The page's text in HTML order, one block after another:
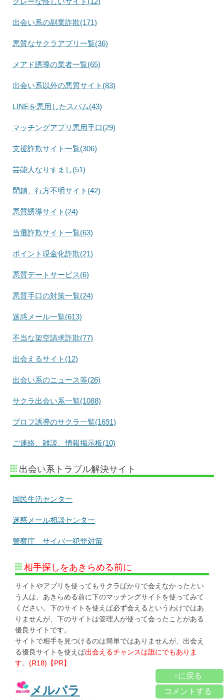
出会い系の副業詐欺(171)
悪質なサクラアプリ一覧(36)
メアド誘導の業者一覧(65)
出会い系以外の悪質サイト(83)
LINEを悪用したスパム(43)
マッチングアプリ悪用手口(29)
支援詐欺サイト一覧(306)
芸能人なりすまし(51)
閉鎖、行方不明サイト(42)
悪質誘導サイト(24)
当選詐欺サイト一覧(63)
ポイント現金化詐欺(21)
悪質デートサービス(6)
悪質手口の対策一覧(24)
迷惑メール一覧(613)
不当な架空請求詐欺(77)
出会えるサイト(12)
出会い系のニュース等(26)
サクラ出会い系一覧(1088)
プロフ誘導のサクラ一覧(1691)
ご連絡、雑談、情報掲示板(10)
出会い系トラブル解決サイト
国民生活センター
迷惑メール相談センター
警察庁 サイバー犯罪対策
相手探しをあきらめる前に
サイトやアプリを使ってもサクラばかりで会えなかったとい
う人は、あきらめる前に下のマッチングサイトを使ってみて
ください。下のサイトを使えば必ず会えるというわけではあ
りませんが、下のサイトは管理人が使って会ったことがある
優良サイトです。
サイトで相手を見つけるのは簡単ではありませんが、出会え
る優良サイトを使えば出会えるチャンスは誰にでもありま
す。 (R18)【PR】
メルパラ
↑に戻る
コメントする